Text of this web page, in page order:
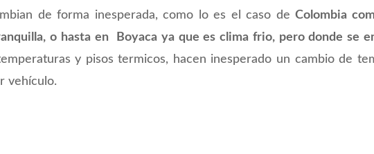
de forma inesperada, como lo es el caso deColombia
o hasta en Boyaca ya que es clima frio, pero donde se
y pisos termicos, hacen inesperado un cambio de
vehículo.